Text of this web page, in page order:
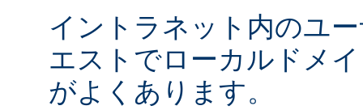
イントラネット内のユ
エストでローカルドメ
がよくあります。